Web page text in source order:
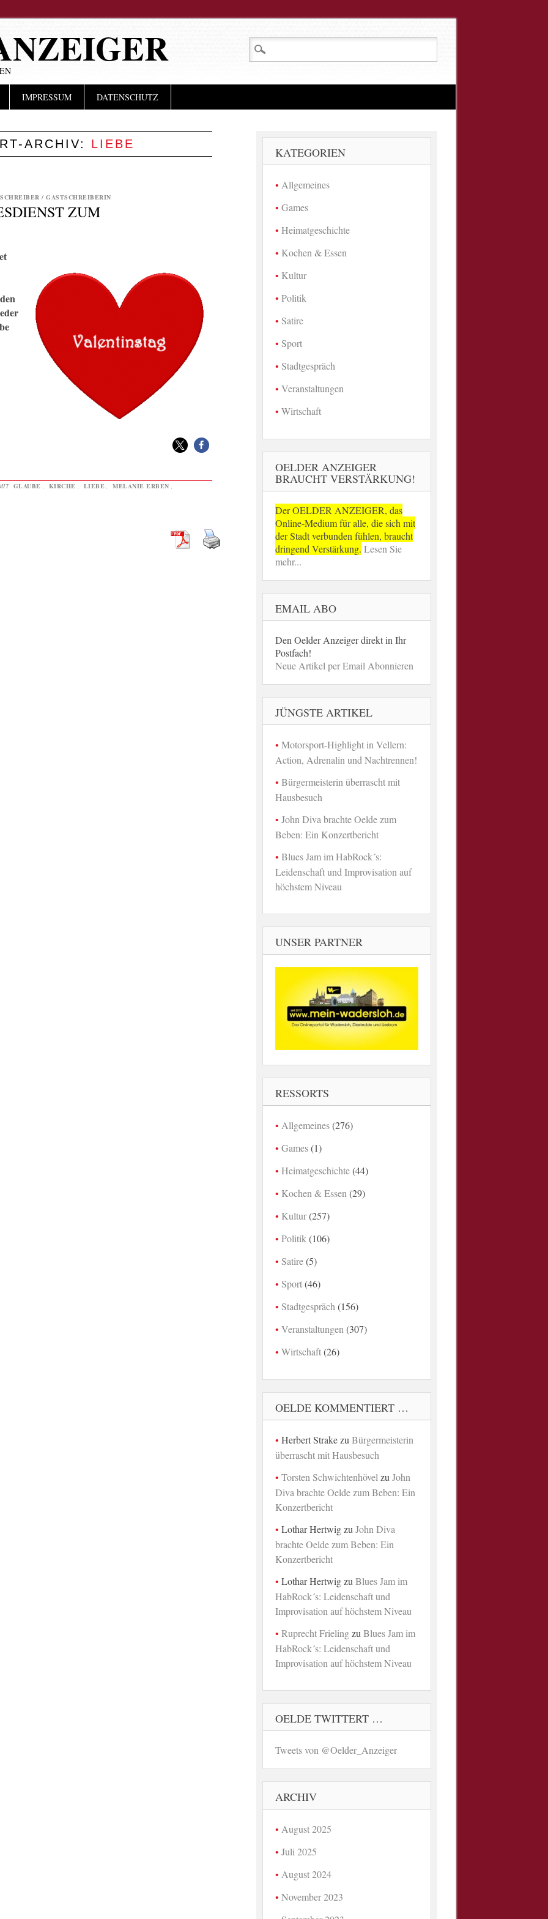
IMPRESSUM DATENSCHUTZ
ARCHIV: LIEBE
/ GASTSCHREIBERIN
ZUM
GLAUBE KIRCHE LIEBE MELANIE ERBEN
KATEGORIEN
Allgemeines
Games
Heimatgeschichte
Kochen & Essen
Kultur
Politik
Satire
Sport
Stadtgespräch
Veranstaltungen
Wirtschaft
OELDER ANZEIGER
BRAUCHT VERSTÄRKUNG!
Der OELDER ANZEIGER, das
Online-Medium für alle, die sich mit
der Stadt verbunden fühlen, braucht
dringend Verstärkung. Lesen Sie
mehr...
EMAIL ABO
Den Oelder Anzeiger direkt in Ihr
Postfach!
Neue Artikel per Email Abonnieren
JÜNGSTE ARTIKEL
Motorsport-Highlight in Vellern:
Action, Adrenalin und Nachtrennen!
Bürgermeisterin überrascht mit
Hausbesuch
John Diva brachte Oelde zum
Beben: Ein Konzertbericht
Blues Jam im HabRock´s:
Leidenschaft und Improvisation auf
höchstem Niveau
UNSER PARTNER
RESSORTS
Allgemeines(276)
Games(1)
Heimatgeschichte(44)
Kochen & Essen (29)
Kultur(257)
Politik (106)
Satire(5)
Sport(46)
Stadtgespräch (156)
Veranstaltungen (307)
Wirtschaft(26)
OELDE KOMMENTIERT …
Herbert Strakezu Bürgermeisterin
überrascht mit Hausbesuch
Torsten Schwichtenhövel zu John
Diva brachte Oelde zum Beben: Ein
Konzertbericht
Lothar Hertwigzu John Diva
brachte Oelde zum Beben: Ein
Konzertbericht
Lothar Hertwigzu Blues Jam im
HabRock´s: Leidenschaft und
Improvisation auf höchstem Niveau
Ruprecht Frielingzu Blues Jam im
HabRock´s: Leidenschaft und
Improvisation auf höchstem Niveau
OELDE TWITTERT …
Tweets von @Oelder_Anzeiger
ARCHIV
August 2025
Juli 2025
August 2024
November 2023